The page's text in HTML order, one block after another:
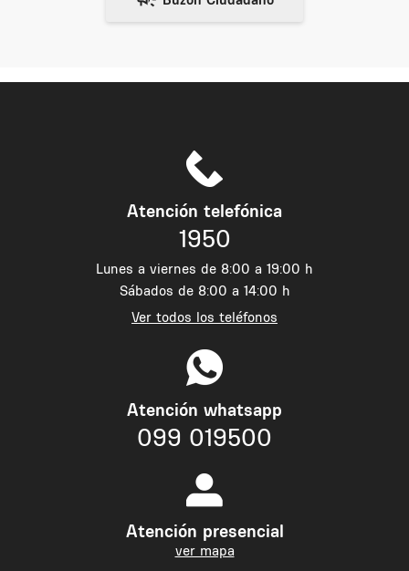
Atención telefónica
1950
Lunes a viernes de 8:00 a 19:00 h
Sábados de 8:00 a 14:00 h
Ver todos los teléfonos
Atención whatsapp
099 019500
Atención presencial
ver mapa